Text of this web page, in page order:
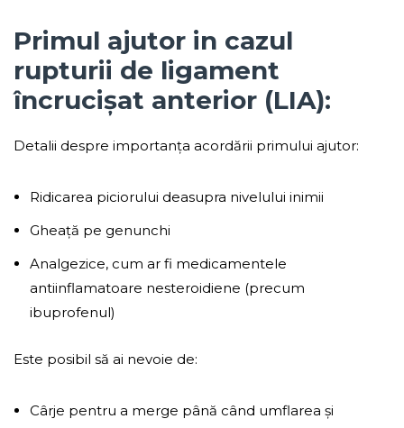
Primul ajutor in cazul
rupturii de ligament
încrucișat anterior (LIA):
Detalii despre importanța acordării primului ajutor:
Ridicarea piciorului deasupra nivelului inimii
Gheață pe genunchi
Analgezice, cum ar fi medicamentele
antiinflamatoare nesteroidiene (precum
ibuprofenul)
Este posibil să ai nevoie de:
Cârje pentru a merge până când umflarea și